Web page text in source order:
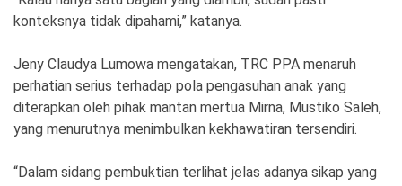
konteksnya tidak dipahami,” katanya.
Jeny Claudya Lumowa mengatakan, TRC PPA menaruh
perhatian serius terhadap pola pengasuhan anak yang
diterapkan oleh pihak mantan mertua Mirna, Mustiko Saleh,
yang menurutnya menimbulkan kekhawatiran tersendiri.
“Dalam sidang pembuktian terlihat jelas adanya sikap yang